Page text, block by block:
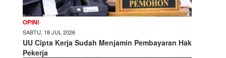
OPINI
SABTU, 18 JUL 2026
UU Cipta Kerja Sudah Menjamin Pembayaran Hak
Pekerja